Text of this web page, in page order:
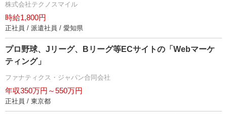
株式会社テクノスマイル
時給1,800円
正社員 / 派遣社員 / 愛知県
プロ野球、Jリーグ、Bリーグ等ECサイトの「Webマーケ
ティング」
ファナティクス・ジャパン合同会社
年収350万円～550万円
正社員 / 東京都